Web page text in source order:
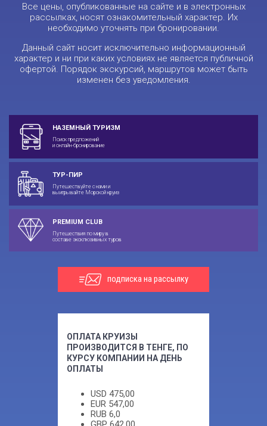
Все цены, опубликованные на сайте и в электронных
рассылках, носят ознакомительный характер. Их
необходимо уточнять при бронировании.
Данный сайт носит исключительно информационный
характер и ни при каких условиях не является публичной
офертой. Порядок экскурсий, маршрутов может быть
изменен без уведомления.
НАЗЕМНЫЙ ТУРИЗМ
Поиск предложений
и онлайн-бронирование
ТУР-ПИР
Путешествуйте с нами и
выигрывайте Морской круиз
PREMIUM CLUB
Путешествия по миру в
составе эксклюзивных туров
подписка на рассылку
ОПЛАТА КРУИЗЫ
ПРОИЗВОДИТСЯ В ТЕНГЕ, ПО
КУРСУ КОМПАНИИ НА ДЕНЬ
ОПЛАТЫ
USD 475,00
EUR 547,00
RUB 6,0